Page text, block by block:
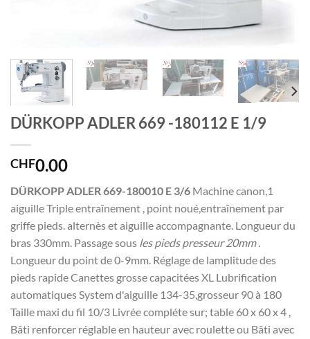
DÜRKOPP ADLER 669 -180112 E 1/9
CHF0.00
DÜRKOPP ADLER 669-180010 E 3/6 Machine canon,1
aiguille Triple entraînement , point noué,entraînement par
griffe pieds. alternès et aiguille accompagnante. Longueur du
bras 330mm. Passage sous les pieds presseur 20mm .
Longueur du point de 0-9mm. Réglage de lamplitude des
pieds rapide Canettes grosse capacitées XL Lubrification
automatiques System d'aiguille 134-35,grosseur 90 à 180
Taille maxi du fil 10/3 Livrée compléte sur; table 60 x 60 x 4 ,
Bâti renforcer réglable en hauteur avec roulette ou Bâti avec